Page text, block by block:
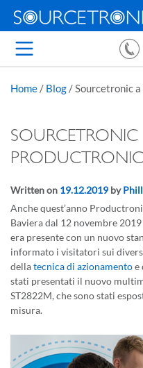
Home / Blog / Sourcetronic
Written on 19.12.2019 by
Anche quest’anno
Baviera dal 12 novembre
era presente con un nuovo
informato i visitatori sui
dellatecnica di azionamentoe
stati presentati il nuovo
ST2822M, che sono stati
misura.